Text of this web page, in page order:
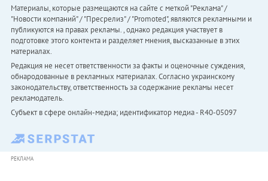
Материалы, которые размещаются на сайте с меткой "Реклама" /
"Новости компаний" / "Пресрелиз" / "Promoted", являются рекламными и
публикуются на правах рекламы. , однако редакция участвует в
подготовке этого контента и разделяет мнения, высказанные в этих
материалах.
Редакция не несет ответственности за факты и оценочные суждения,
обнародованные в рекламных материалах. Согласно украинскому
законодательству, ответственность за содержание рекламы несет
рекламодатель.
Субъект в сфере онлайн-медиа; идентификатор медиа - R40-05097
РЕКЛАМА